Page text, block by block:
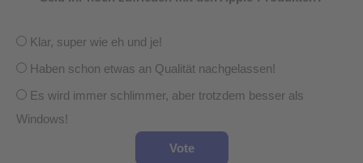
Klar, super wie eh und je!
Haben schon etwas an Qualität nachgelassen!
Es wird immer schlimmer, aber trotzdem besser als
Windows!